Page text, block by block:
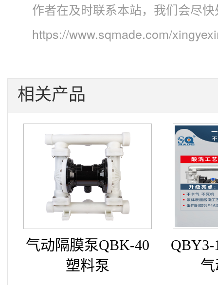
作者在及时联系本站，我们会尽
https://www.sqmade.com/
相关产品
气动隔膜泵QBK-40
塑料泵
QBY3-